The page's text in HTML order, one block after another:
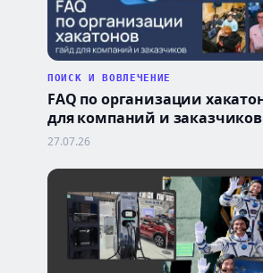
ПОИСК И ВОВЛЕЧЕНИЕ
FAQ по организации
для компаний и заказчиков
27.07.26